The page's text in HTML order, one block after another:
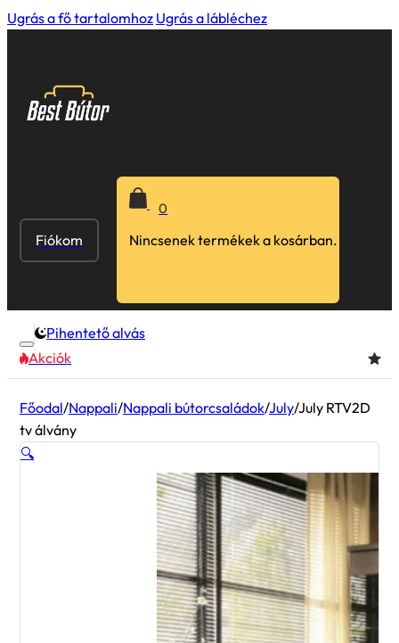
Ugrás a fő tartalomhoz Ugrás a lábléchez
Fiókom
0
Nincsenek termékek a kosárban.
Pihentető alvás
Akciók
Főodal/Nappali/Nappali bútorcsaládok/July/July RTV2D
tv álvány
🔍